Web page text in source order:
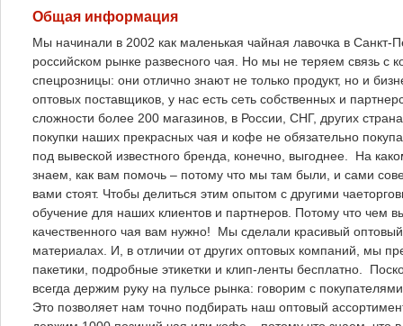
Общая информация
Мы начинали в 2002 как маленькая чайная лавочка в Санкт-
российском рынке развесного чая. Но мы не теряем связь
спецрозницы: они отлично знают не только продукт, но и
оптовых поставщиков, у нас есть сеть собственных и
сложности более 200 магазинов, в России, СНГ, других
покупки наших прекрасных чая и кофе не обязательно
под вывеской известного бренда, конечно, выгоднее. На
знаем, как вам помочь – потому что мы там были, и сами
вами стоят. Чтобы делиться этим опытом с другими
обучение для наших клиентов и партнеров. Потому что чем
качественного чая вам нужно! Мы сделали красивый
материалах. И, в отличии от других оптовых компаний, мы
пакетики, подробные этикетки и клип-ленты бесплатно.
всегда держим руку на пульсе рынка: говорим с
Это позволяет нам точно подбирать наш оптовый